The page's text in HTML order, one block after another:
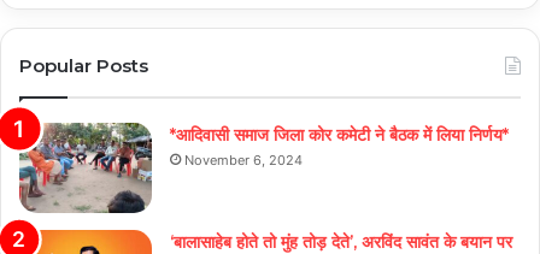
Popular Posts
*आदिवासी समाज जिला कोर कमेटी ने बैठक में लिया निर्णय*
November 6, 2024
‘बालासाहेब होते तो मुंह तोड़ देते’, अरविंद सावंत के बयान पर